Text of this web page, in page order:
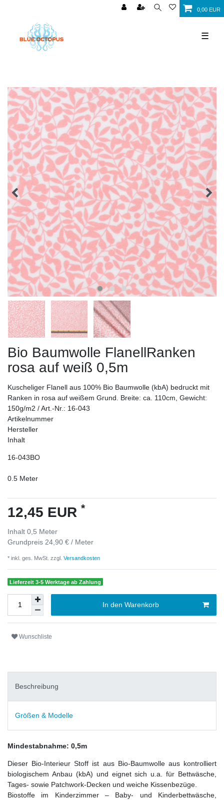
0,00 EUR
☰
Bio Baumwolle FlanellRanken
rosa auf weiß 0,5m
Kuscheliger Flanell aus 100% Bio Baumwolle (kbA) bedruckt mit
Ranken in rosa auf weißem Grund. Breite: ca. 110cm, Gewicht:
150g/m2 / Art.-Nr.: 16-043
Artikelnummer
Hersteller
Inhalt
16-043BO
0.5 Meter
12,45 EUR *
Inhalt 0,5 Meter
Grundpreis 24,90 € / Meter
* inkl. ges. MwSt. zzgl. Versandkosten
Lieferzeit 3-5 Werktage ab Zahlung
In den Warenkorb
Wunschliste
Beschreibung
Größen & Modelle
Mindestabnahme: 0,5m
Dieser Bio-Interieur Stoff ist aus Bio-Baumwolle aus kontrolliert
biologischem Anbau (kbA) und eignet sich u.a. für Bettwäsche,
Tages- sowie Patchwork-Decken und weiche Kissenbezüge.
Biostoffe im Kinderzimmer – Baby- und Kinderbettwäsche,